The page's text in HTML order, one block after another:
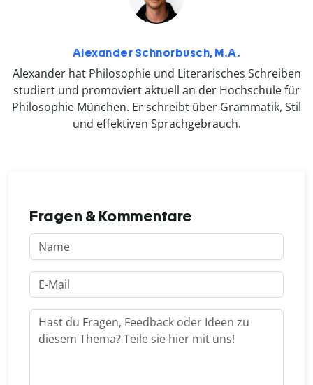
Alexander Schnorbusch, M.A.
Alexander hat Philosophie und Literarisches Schreiben
studiert und promoviert aktuell an der Hochschule für
Philosophie München. Er schreibt über Grammatik, Stil
und effektiven Sprachgebrauch.
Fragen & Kommentare